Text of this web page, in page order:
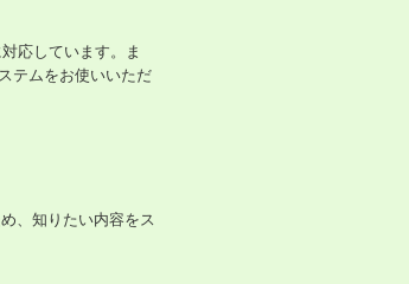
応しています。ま
テムをお使いいただ
、知りたい内容をス